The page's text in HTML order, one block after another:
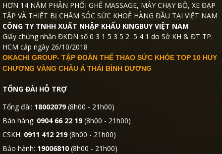
HƠN 14 NĂM PHÂN PHỐI GHẾ MASSAGE, MÁY CHẠY BỘ, XE ĐẠP
TẬP VÀ THIẾT BỊ CHĂM SÓC SỨC KHOẺ HÀNG ĐẦU TẠI VIỆT NAM
CÔNG TY TNHH XUẤT NHẬP KHẨU KINGBUY VIỆT NAM
Giấy chứng nhận ĐKDN số 0 3 1 5 3 5 2 5 4 1 do Sở KH & ĐT TP.
HCM cấp ngày 26/10/2018
OKACHI GROUP- TẬP ĐOÀN THỂ THAO SỨC KHỎE TOP 10 HUY
CHƯƠNG VÀNG CHÂU Á THÁI BÌNH DƯƠNG
TỔNG ĐÀI HỖ TRỢ
Tổng đài: 18002079(8h00 - 21h00)
Bán hàng: 0904 66 22 19(8h00 - 21h00)
CSKH: 0911 412 219(8h00 - 21h00)
Bảo hành: 19006810 (8h00 - 21h00)